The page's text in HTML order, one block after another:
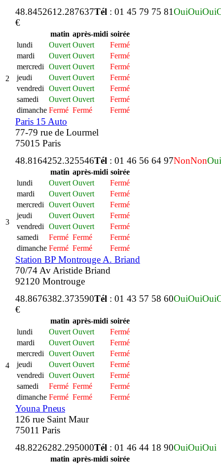
2
48.845261 2.287637Tél : 01 45 79 75 81OuiOuiOui
€
matin après-midi soirée
lundi
Ouvert Ouvert
Fermé
mardi
Ouvert Ouvert
Fermé
mercredi
Ouvert Ouvert
Fermé
jeudi
Ouvert Ouvert
Fermé
vendredi
Ouvert Ouvert
Fermé
samedi
Ouvert Ouvert
Fermé
dimanche Fermé Fermé Fermé
Paris 15 Auto
77-79 rue de Lourmel
75015 Paris
3
48.8164252.325546Tél : 01 46 56 64 97NonNonOui
matin après-midi soirée
lundi
Ouvert Ouvert
Fermé
mardi
Ouvert Ouvert
Fermé
mercredi
Ouvert Ouvert
Fermé
jeudi
Ouvert Ouvert
Fermé
vendredi
Ouvert Ouvert
Fermé
samedi
Fermé Fermé
Fermé
dimanche Fermé Fermé Fermé
Station BP Montrouge A. Briand
70/74 Av Aristide Briand
92120 Montrouge
4
48.8676382.373590Tél : 01 43 57 58 60OuiOuiOui
€
matin après-midi soirée
lundi
Ouvert Ouvert
Fermé
mardi
Ouvert Ouvert
Fermé
mercredi
Ouvert Ouvert
Fermé
jeudi
Ouvert Ouvert
Fermé
vendredi
Ouvert Ouvert
Fermé
samedi
Fermé Fermé
Fermé
dimanche Fermé Fermé Fermé
Youna Pneus
126 rue Saint Maur
75011 Paris
48.8226282.295000Tél : 01 46 44 18 90OuiOuiOui
matin après-midi soirée